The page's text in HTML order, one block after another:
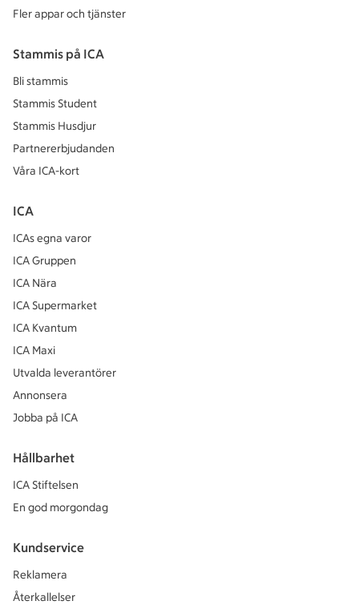
Fler appar och tjänster
Stammis på ICA
Bli stammis
Stammis Student
Stammis Husdjur
Partnererbjudanden
Våra ICA-kort
ICA
ICAs egna varor
ICA Gruppen
ICA Nära
ICA Supermarket
ICA Kvantum
ICA Maxi
Utvalda leverantörer
Annonsera
Jobba på ICA
Hållbarhet
ICA Stiftelsen
En god morgondag
Kundservice
Reklamera
Återkallelser